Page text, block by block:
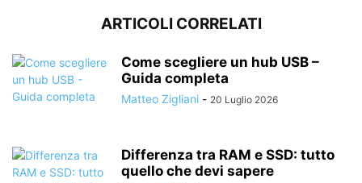
ARTICOLI CORRELATI
Come scegliere un hub USB –
Guida completa
Matteo Zigliani - 20 Luglio 2026
Differenza tra RAM e SSD: tutto
quello che devi sapere